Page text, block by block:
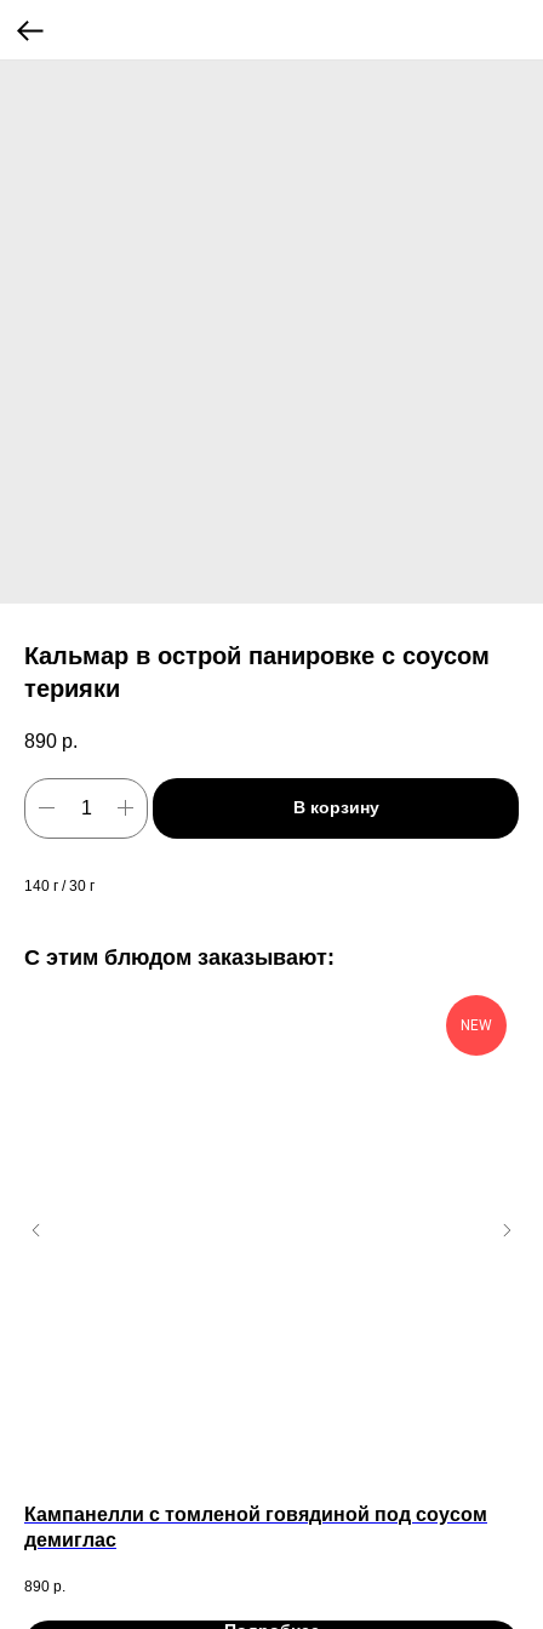
Кальмар в острой панировке с соусом
терияки
890 р.
В корзину
140 г / 30 г
С этим блюдом заказывают:
NEW
Кампанелли с томленой говядиной под соусом
демиглас
890 р.